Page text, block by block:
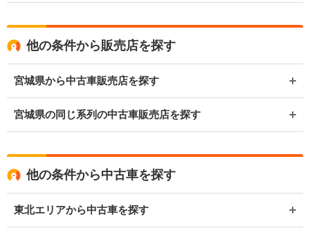
他の条件から販売店を探す
宮城県から中古車販売店を探す
宮城県の同じ系列の中古車販売店を探す
他の条件から中古車を探す
東北エリアから中古車を探す